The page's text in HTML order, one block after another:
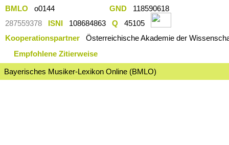
BMLO o0144 GND
118590618
287559378
ISNI 108684863 Q
45105
Kooperationspartner
Österreichische Akademie der
Empfohlene Zitierweise
Bayerisches Musiker-Lexikon Online (BMLO)